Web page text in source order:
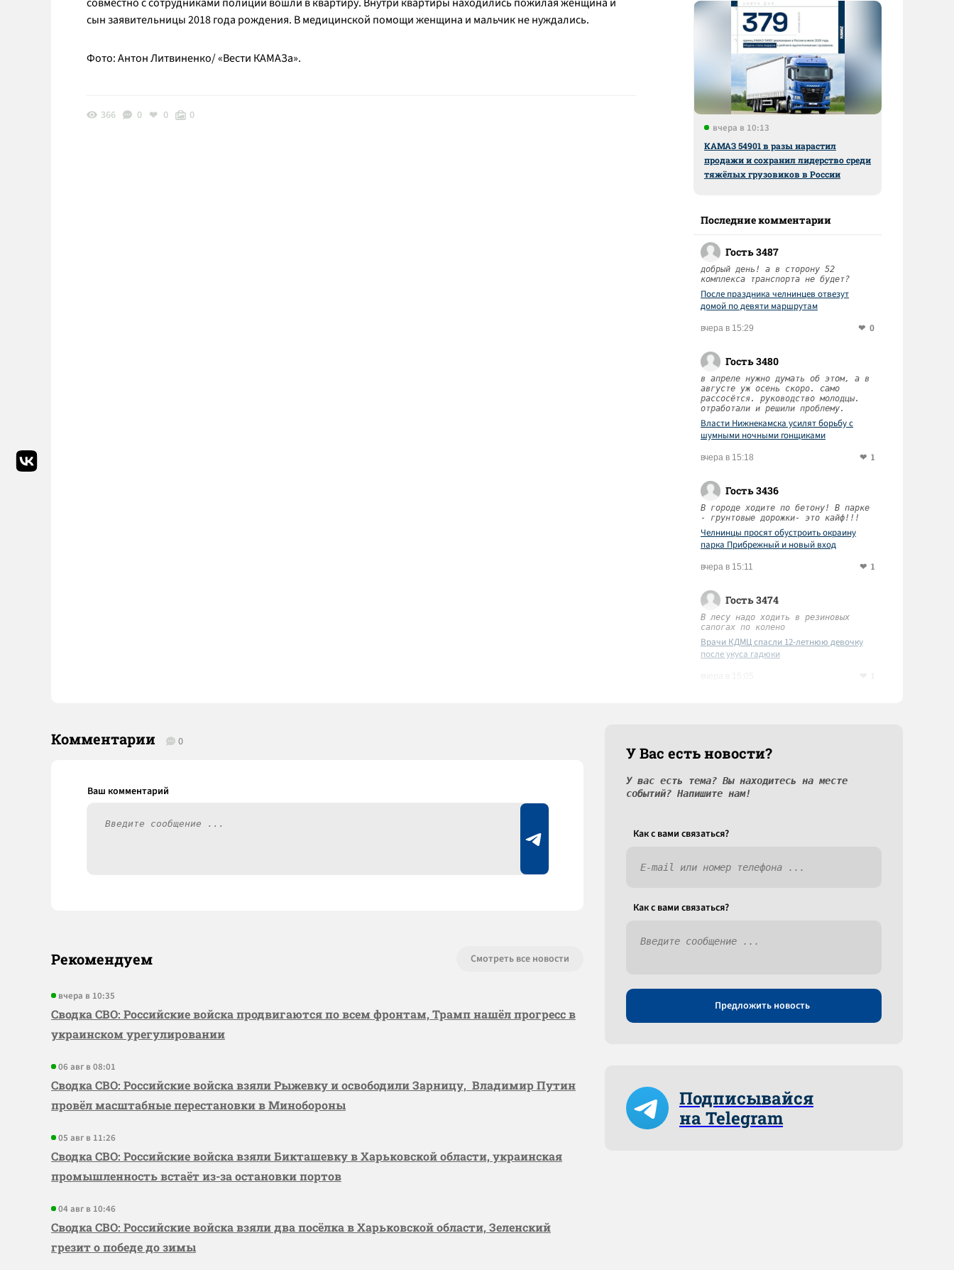
сын заявительницы 2018 года рождения. В медицинской помощи женщина и мальчик не нуждались.
Фото: Антон Литвиненко/ «Вести КАМАЗа».
366 0 0 0
вчера в 10:13
КАМАЗ 54901 в разы нарастил
продажи и сохранил лидерство среди
тяжёлых грузовиков в России
Последние комментарии
Гость 3487
добрый день! а в сторону 52
комплекса транспорта не будет?
После праздника челнинцев отвезут
домой по девяти маршрутам
вчера в 15:29 0
Гость 3480
в апреле нужно думать об этом, а в
августе уж осень скоро. само
рассосётся. руководство молодцы.
отработали и решили проблему.
Власти Нижнекамска усилят борьбу с
шумными ночными гонщиками
вчера в 15:18 1
Гость 3436
В городе ходите по бетону! В парке
- грунтовые дорожки- это кайф!!!
Челнинцы просят обустроить окраину
парка Прибрежный и новый вход
вчера в 15:11 1
Гость 3474
В лесу надо ходить в резиновых
сапогах по колено
Врачи КДМЦ спасли 12-летнюю девочку
после укуса гадюки
Комментарии 0
Рекомендуем Смотреть все новости
вчера в 10:35
Сводка СВО: Российские войска продвигаются по всем фронтам, Трамп нашёл прогресс в
украинском урегулировании
06 авг в 08:01
Сводка СВО: Российские войска взяли Рыжевку и освободили Зарницу, Владимир Путин
провёл масштабные перестановки в Минобороны
05 авг в 11:26
Сводка СВО: Российские войска взяли Бикташевку в Харьковской области, украинская
промышленность встаёт из-за остановки портов
04 авг в 10:46
Сводка СВО: Российские войска взяли два посёлка в Харьковской области, Зеленский
грезит о победе до зимы
У Вас есть новости?
У вас есть тема? Вы находитесь на месте
событий? Напишите нам!
Как c вами связаться?
Как c вами связаться?
Предложить новость
Подписывайся
на Telegram